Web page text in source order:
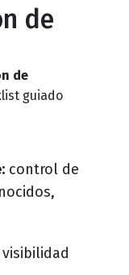
de
de
guiado
control de
visibilidad